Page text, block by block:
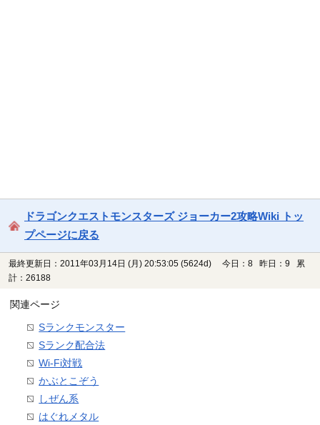
ドラゴンクエストモンスターズ ジョーカー2攻略Wiki トッ
プページに戻る
最終更新日：2011年03月14日 (月) 20:53:05 (5624d)
今日：8 昨日：9 累
計：26188
関連ページ
Sランクモンスター
Sランク配合法
Wi-Fi対戦
かぶとこぞう
しぜん系
はぐれメタル